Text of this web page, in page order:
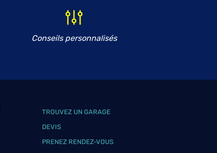
Conseils personnalisés
TROUVEZ UN GARAGE
DEVIS
PRENEZ RENDEZ-VOUS